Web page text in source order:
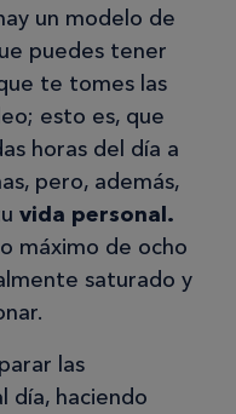
un modelo de
puedes tener
te tomes las
esto es, que
horas del día a
pero, además,
vida personal.
máximo de ocho
saturado y
las
día, haciendo